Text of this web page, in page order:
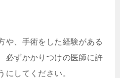
や、手術をした経験がある
必ずかかりつけの医師に許
にしてください。